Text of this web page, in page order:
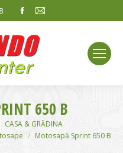
Facebook
opens
in
new
window
Mail
window
650 B
CASA & GRĂDINA
Motosapă Sprint 650 B